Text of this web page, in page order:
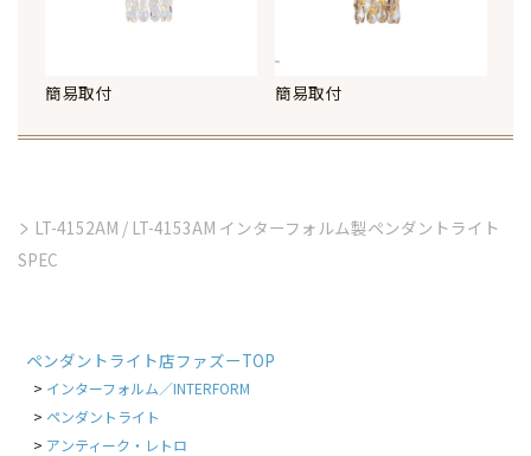
簡易取付 簡易取付
LT-4152AM / LT-4153AM インターフォルム製ペンダントライト
SPEC
ペンダントライト店ファズーTOP
インターフォルム／INTERFORM
ペンダントライト
アンティーク・レトロ